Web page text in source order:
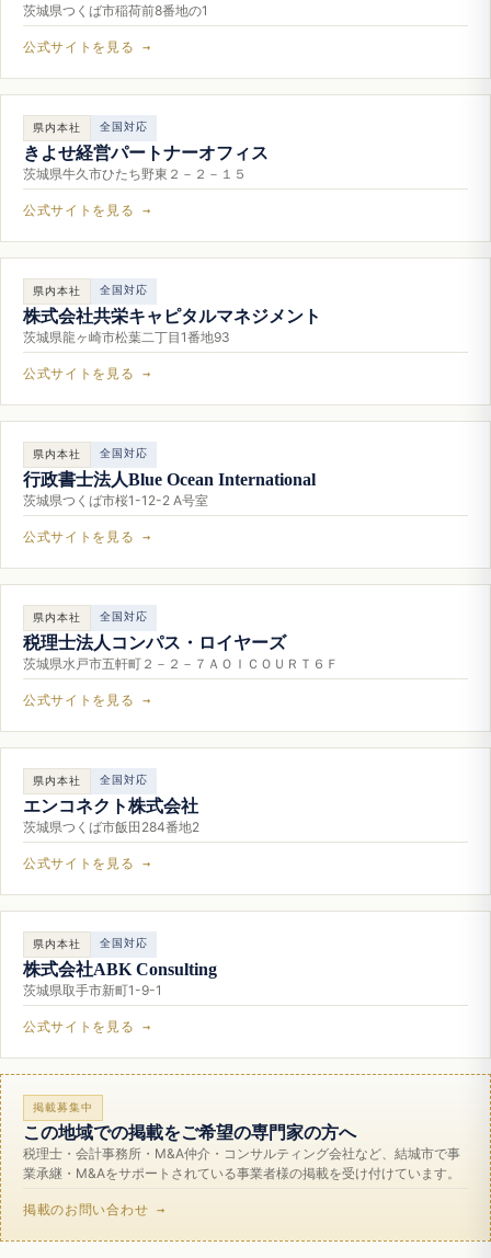
茨城県つくば市稲荷前8番地の1
公式サイトを見る →
県内本社 全国対応
きよせ経営パートナーオフィス
茨城県牛久市ひたち野東２－２－１５
公式サイトを見る →
県内本社 全国対応
株式会社共栄キャピタルマネジメント
茨城県龍ヶ崎市松葉二丁目1番地93
公式サイトを見る →
県内本社 全国対応
行政書士法人Blue Ocean International
茨城県つくば市桜1-12-2 A号室
公式サイトを見る →
県内本社 全国対応
税理士法人コンパス・ロイヤーズ
茨城県水戸市五軒町２－２－７ＡＯＩＣＯＵＲＴ６Ｆ
公式サイトを見る →
県内本社 全国対応
エンコネクト株式会社
茨城県つくば市飯田284番地2
公式サイトを見る →
県内本社 全国対応
株式会社ABK Consulting
茨城県取手市新町1-9-1
公式サイトを見る →
掲載募集中
この地域での掲載をご希望の専門家の方へ
税理士・会計事務所・M&A仲介・コンサルティング会社など、結城市で事
業承継・M&Aをサポートされている事業者様の掲載を受け付けています。
掲載のお問い合わせ →